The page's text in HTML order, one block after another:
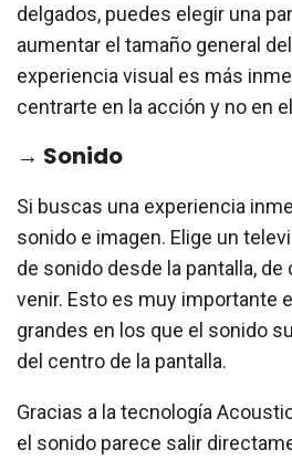
delgados, puedes elegir una
aumentar el tamaño general
experiencia visual es más
centrarte en la acción y no en
→ Sonido
Si buscas una experiencia
sonido e imagen. Elige un
de sonido desde la pantalla, de
venir. Esto es muy importante
grandes en los que el sonido
del centro de la pantalla.
Gracias a la tecnología
el sonido parece salir